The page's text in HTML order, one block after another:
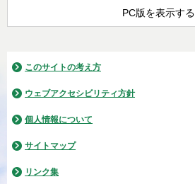
PC版を表示する
このサイトの考え方
ウェブアクセシビリティ方針
個人情報について
サイトマップ
リンク集